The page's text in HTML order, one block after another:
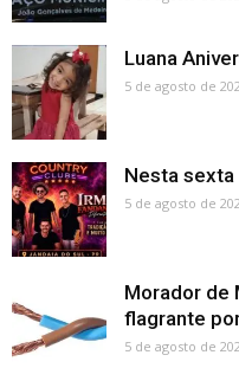
Luana
5 de agosto de
Nesta sexta
5 de agosto de
Morador de
flagrante
5 de agosto de